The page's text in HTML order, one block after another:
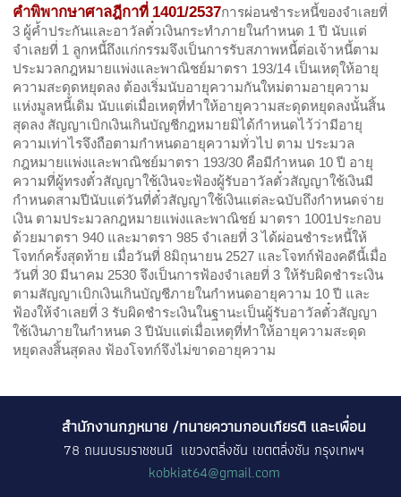
คำพิพากษาศาลฎีกาที่ 1401/2537การผ่อนชำระหนี้ของจำเลยที่
3 ผู้ค้ำประกันและอาวัลตั๋วเงินกระทำภายในกำหนด 1ปี นับแต่
จำเลยที่ 1 ลูกหนี้ถึงแก่กรรมจึงเป็นการรับสภาพหนี้ต่อเจ้าหนี้ตาม
ประมวลกฎหมายแพ่งและพาณิชย์มาตรา 193/14 เป็นเหตุให้อายุ
ความสะดุดหยุดลง ต้องเริ่มนับอายุความกันใหม่ตามอายุความ
แห่งมูลหนี้เดิม นับแต่เมื่อเหตุที่ทำให้อายุความสะดุดหยุดลงนั้นสิ้น
สุดลง สัญญาเบิกเงินเกินบัญชีกฎหมายมิได้กำหนดไว้ว่ามีอายุ
ความเท่าไรจึงถือตามกำหนดอายุความทั่วไป ตาม ประมวล
กฎหมายแพ่งและพาณิชย์มาตรา 193/30 คือมีกำหนด 10ปี อายุ
ความที่ผู้ทรงตั๋วสัญญาใช้เงินจะฟ้องผู้รับอาวัลตั๋วสัญญาใช้เงินมี
กำหนดสามปีนับแต่วันที่ตั๋วสัญญาใช้เงินแต่ละฉบับถึงกำหนดจ่าย
เงิน ตามประมวลกฎหมายแพ่งและพาณิชย์ มาตรา 1001ประกอบ
ด้วยมาตรา940 และมาตรา985 จำเลยที่3ได้ผ่อนชำระหนี้ให้
โจทก์ครั้งสุดท้าย เมื่อวันที่8มิถุนายน2527 และโจทก์ฟ้องคดีนี้เมื่อ
วันที่30 มีนาคม2530จึงเป็นการฟ้องจำเลยที่3ให้รับผิดชำระเงิน
ตามสัญญาเบิกเงินเกินบัญชีภายในกำหนดอายุความ 10ปี และ
ฟ้องให้จำเลยที่3 รับผิดชำระเงินในฐานะเป็นผู้รับอาวัลตั๋วสัญญา
ใช้เงินภายในกำหนด3ปีนับแต่เมื่อเหตุที่ทำให้อายุความสะดุด
หยุดลงสิ้นสุดลง ฟ้องโจทก์จึงไม่ขาดอายุความ
สำนักงานกฎหมาย /ทนายความกอบเกียรติ และเพื่อน
78 ถนนบรมราชชนนี แขวงตลิ่งชัน เขตตลิ่งชัน กรุงเทพฯ
kobkiat64@gmail.com